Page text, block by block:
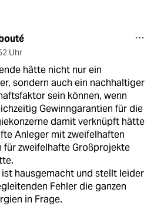
Uhr
hätte nicht nur ein
sondern auch ein nachhaltiger
sein können, wenn
Gewinngarantien für die
damit verknüpft hätte
Anleger mit zweifelhaften
für zweifelhafte Großprojekte
ist hausgemacht und stellt leider
Fehler die ganzen
in Frage.